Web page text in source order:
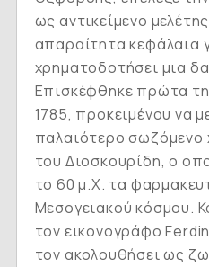
ως αντικείμενο
απαραίτητα κεφάλαια
χρηματοδοτήσει μια
Επισκέφθηκε πρώτα τη
1785, προκειμένου να
παλαιότερο σωζόμενο
του Διοσκουρίδη, ο
το 60 μ.Χ. τα
Μεσογειακού κόσμου.
τον εικονογράφο
τον ακολουθήσει ως